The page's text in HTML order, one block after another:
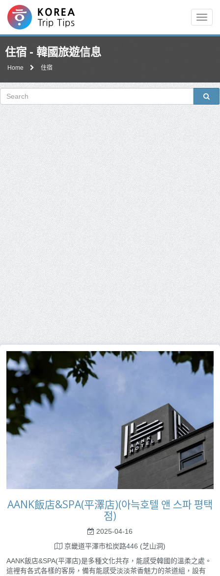
住宿 - 韓國旅遊信息
Home 住宿
AANK飯店&SPA(平澤店)(아늑호텔 앤 스파 평택
점)
2025-04-16
京畿道平澤市松炭路446 (芝山洞)
AANK飯店&SPA(平澤店)是多種文化共存，能感受韓國的溫柔之處。
這裡有各式各樣的客房，備有能感受淡淡茶香魅力的茶道組，設有